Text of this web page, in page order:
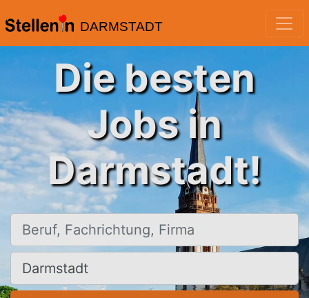
DARMSTADT
Die besten
Jobs in
Darmstadt!
Beruf, Fachrichtung, Firma
Ort, Stadt